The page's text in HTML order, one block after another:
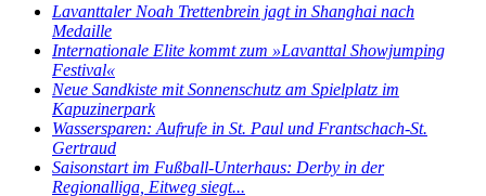
Lavanttaler Noah Trettenbrein jagt in Shanghai nach
Medaille
Internationale Elite kommt zum »Lavanttal Showjumping
Festival«
Neue Sandkiste mit Sonnenschutz am Spielplatz im
Kapuzinerpark
Wassersparen: Aufrufe in St. Paul und Frantschach-St.
Gertraud
Saisonstart im Fußball-Unterhaus: Derby in der
Regionalliga, Eitweg siegt...